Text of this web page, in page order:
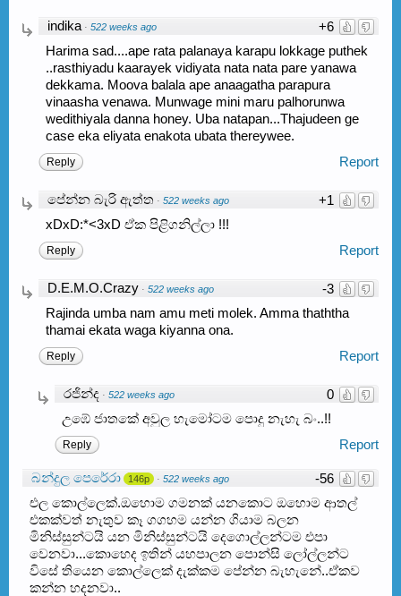
+6
indika · 522 weeks ago
Harima sad....ape rata palanaya karapu lokkage puthek
..rasthiyadu kaarayek vidiyata nata nata pare yanawa
dekkama. Moova balala ape anaagatha parapura
vinaasha venawa. Munwage mini maru palhorunwa
wedithiyala danna honey. Uba natapan...Thajudeen ge
case eka eliyata enakota ubata thereywee.
Report
Reply
+1
පේන්න බැරි ඇත්ත · 522 weeks ago
xDxD:*<3xD ඒක පිළිගනිල්ලා !!!
Report
Reply
-3
D.E.M.O.Crazy · 522 weeks ago
Rajinda umba nam amu meti molek. Amma thaththa
thamai ekata waga kiyanna ona.
Report
Reply
0
රජින්ද · 522 weeks ago
උඹේ ජාතකේ අවුල හැමෝටම පොදු නැහැ බං..!!
Report
Reply
-56
බන්දුල පෙරේරා 146p · 522 weeks ago
එල කොල්ලෙක්.ඔහොම ගමනක් යනකොට ඔහොම ආතල්
එකක්වත් නැතුව කෑ ගගහම යන්න ගියාම බලන
මිනිස්සුන්ටයි යන මිනිස්සුන්ටයි දෙගොල්ලන්ටම එපා
වෙනවා...කොහෙද ඉතින් යහපාලන පොන්සි ලෝල්ලන්ට
විසේ තියෙන කොල්ලෙක් දැක්කම පේන්න බැහැනේ..ඒකව
කන්න හදනවා..